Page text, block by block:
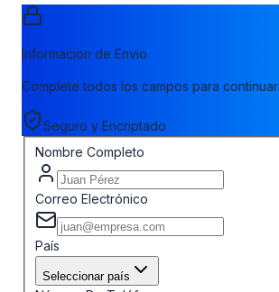
Informacion de Envio
Complete todos los campos para continuar
Seguro y Encriptado
Nombre Completo
Correo Electrónico
País
Seleccionar país